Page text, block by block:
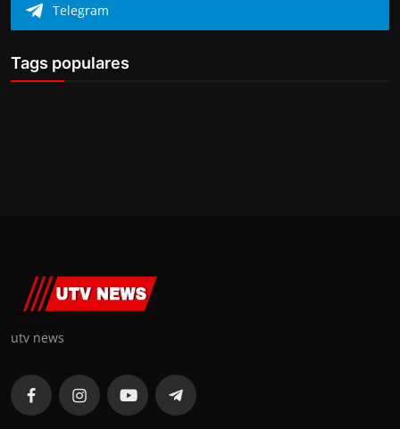
Telegram
Tags populares
utv news